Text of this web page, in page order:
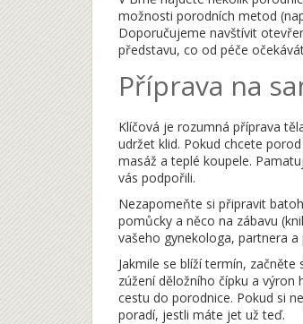
možnosti porodních metod
Doporučujeme navštívit
představu, co od péče
Příprava na
Klíčová je rozumná příprava
udržet klid. Pokud chcete
masáž a teplé koupele.
vás podpořili.
Nezapomeňte si připravit
pomůcky a něco na zábavu
vašeho gynekologa, partnera
Jakmile se blíží termín,
zúžení děložního čípku a
cestu do porodnice. Pokud si
poradí, jestli máte jet už teď.